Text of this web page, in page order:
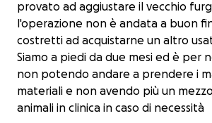
provato ad aggiustare il vecchio
l'operazione non è andata a buon
costretti ad acquistarne un altro
Siamo a piedi da due mesi ed è per
non potendo andare a prendere i
materiali e non avendo più un
animali in clinica in caso di necessità